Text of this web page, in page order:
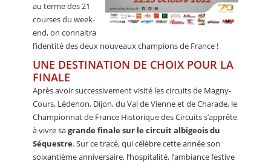
au terme des 21
courses du week-
end, on connaitra
l’identité des deux nouveaux champions de France !
UNE DESTINATION DE CHOIX POUR LA
FINALE
Après avoir successivement visité les circuits de Magny-
Cours, Lédenon, Dijon, du Val de Vienne et de Charade, le
Championnat de France Historique des Circuits s’apprête
à vivre sagrande finale sur le circuit albigeois du
Séquestre. Sur ce tracé, qui célèbre cette année son
soixantième anniversaire, l’hospitalité, l’ambiance festive